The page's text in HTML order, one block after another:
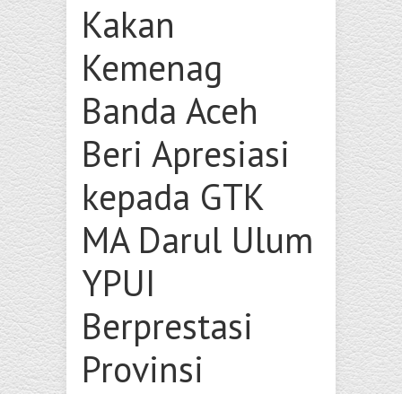
Kakan
Kemenag
Banda Aceh
Beri Apresiasi
kepada GTK
MA Darul Ulum
YPUI
Berprestasi
Provinsi